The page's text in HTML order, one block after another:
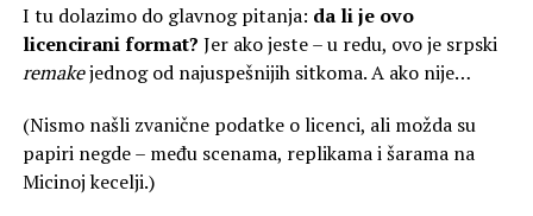
I tu dolazimo do glavnog pitanja: da li je ovo
licencirani format? Jer ako jeste – u redu, ovo je srpski
remakejednog od najuspešnijih sitkoma. A ako nije…
(Nismo našli zvanične podatke o licenci, ali možda su
papiri negde – među scenama, replikama i šarama na
Micinoj kecelji.)